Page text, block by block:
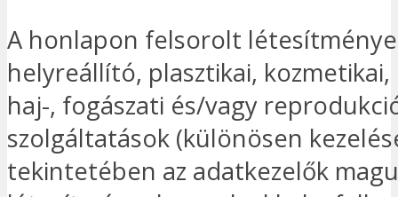
A honlapon felsorolt
helyreállító, plasztikai,
haj-, fogászati és/vagy
szolgáltatások (különösen
tekintetében az adatkezelők